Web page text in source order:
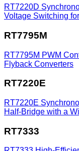
RT7220D
Voltage Switching
RT7795M
RT7795M PWM
Flyback Converters
RT7220E
RT7220E
Half-Bridge with a
RT7333